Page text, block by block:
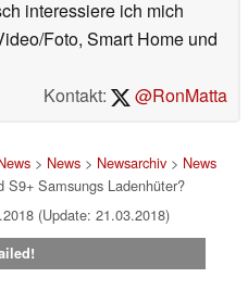
interessiere ich mich
Foto, Smart Home und
Kontakt:
@RonMatta
> News> Newsarchiv> News
Samsungs Ladenhüter?
(Update: 21.03.2018)